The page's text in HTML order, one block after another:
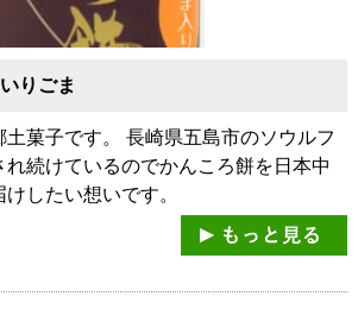
りごま
菓子です。 長崎県五島市のソウルフ
続けているのでかんころ餅を日本中
したい想いです。